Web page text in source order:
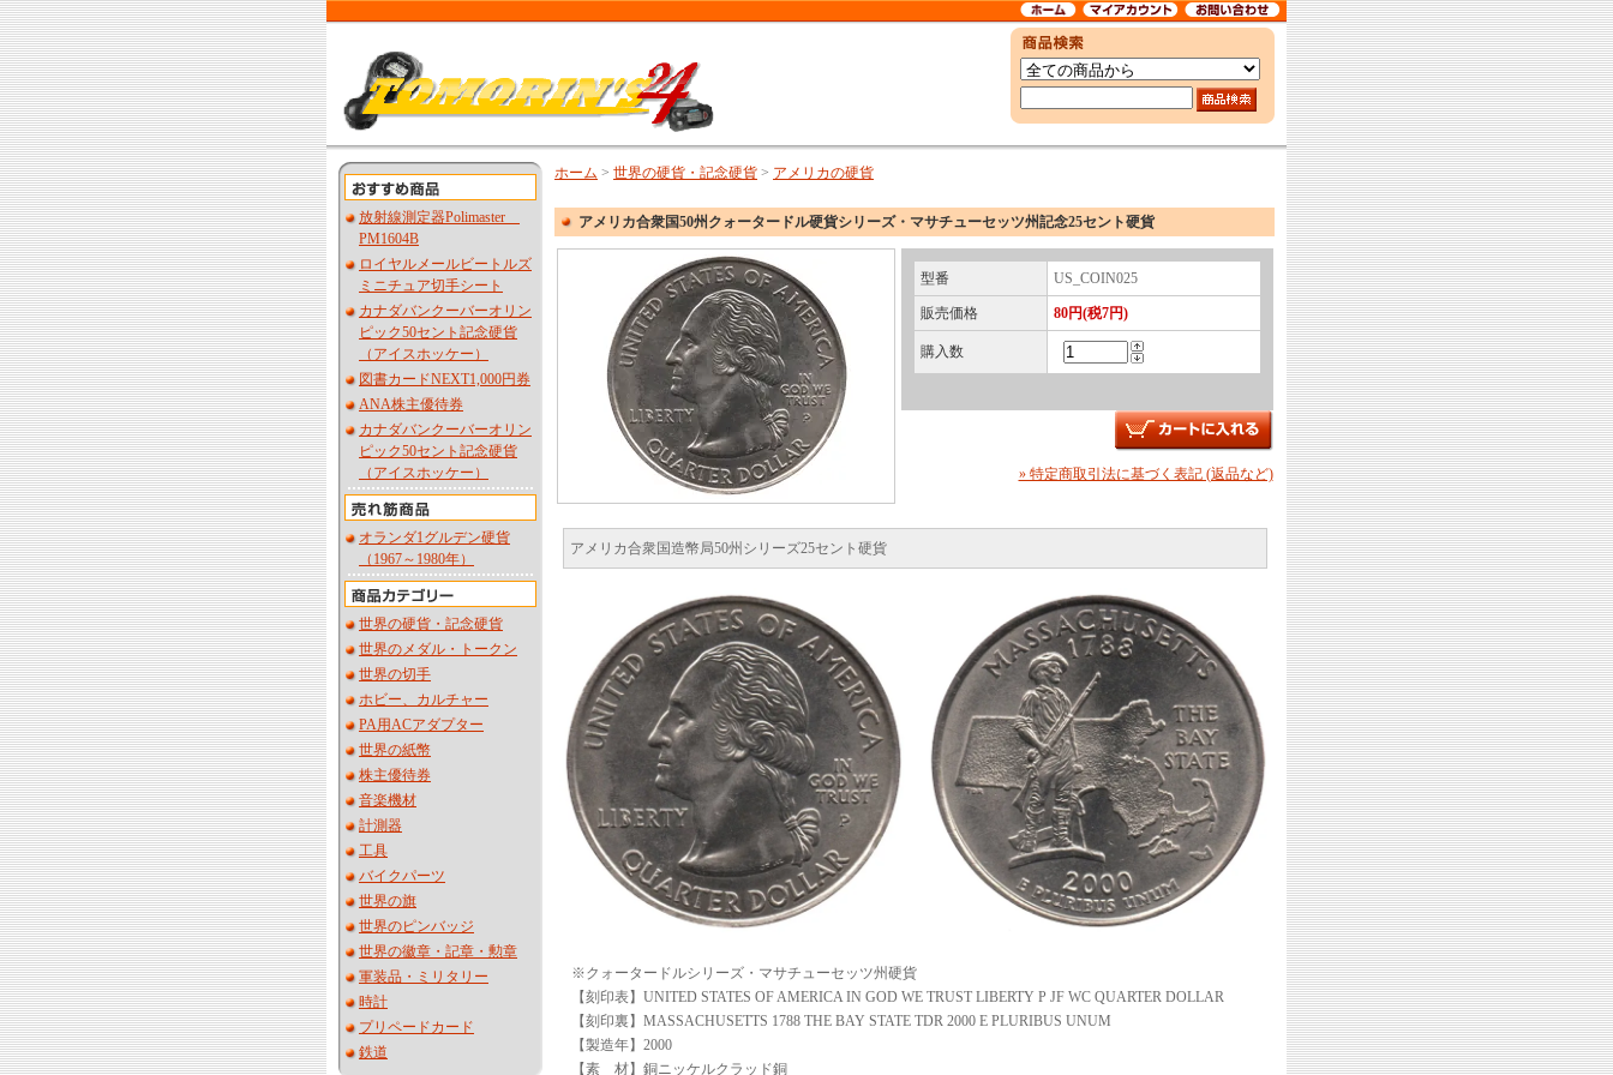
放射線測定器Polimaster
PM1604B
ロイヤルメールビートルズ
ミニチュア切手シート
カナダバンクーバーオリン
ピック50セント記念硬貨
（アイスホッケー）
図書カードNEXT1,000円券
ANA株主優待券
カナダバンクーバーオリン
ピック50セント記念硬貨
（アイスホッケー）
オランダ1グルデン硬貨
（1967～1980年）
世界の硬貨・記念硬貨
世界のメダル・トークン
世界の切手
ホビー、カルチャー
PA用ACアダプター
世界の紙幣
株主優待券
音楽機材
計測器
工具
バイクパーツ
世界の旗
世界のピンバッジ
世界の徽章・記章・勲章
軍装品・ミリタリー
時計
プリペードカード
鉄道
ホーム > 世界の硬貨・記念硬貨 > アメリカの硬貨
アメリカ合衆国50州クォータードル硬貨シリーズ・マサチューセッツ州記念25セント硬貨
型番 US_COIN025
販売価格 80円(税7円)
購入数
» 特定商取引法に基づく表記 (返品など)
アメリカ合衆国造幣局50州シリーズ25セント硬貨
※クォータードルシリーズ・マサチューセッツ州硬貨
【刻印表】UNITED STATES OF AMERICA IN GOD WE TRUST LIBERTY P JF WC QUARTER DOLLAR
【刻印裏】MASSACHUSETTS 1788 THE BAY STATE TDR 2000 E PLURIBUS UNUM
【製造年】2000
【素 材】銅ニッケルクラッド銅